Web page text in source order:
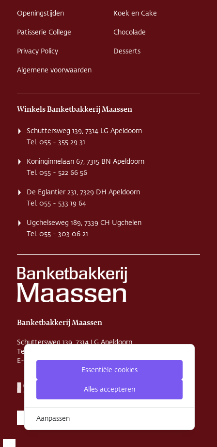
Openingstijden
Patisserie College
Privacy Policy
Algemene voorwaarden
Koek en Cake
Chocolade
Desserts
Winkels Banketbakkerij Maassen
Schuttersweg 139, 7314 LG Apeldoorn
Tel. 055 - 355 29 31
Koninginnelaan 67, 7315 BN Apeldoorn
Tel. 055 - 522 66 56
De Eglantier 231, 7329 DH Apeldoorn
Tel. 055 - 533 19 64
Ugchelseweg 189, 7339 CH Ugchelen
Tel. 055 - 303 06 21
Banketbakkerij Maassen
Schuttersweg 139, 7314 LG Apeldoorn
Tel. 055 - 355 29 31
E-mailinfo@maassenbanket.nl
Essentiële cookies
Alles accepteren
Aanpassen